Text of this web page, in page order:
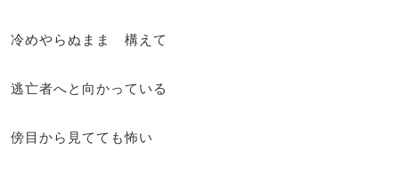
冷めやらぬまま 構えて
逃亡者へと向かっている
傍目から見てても怖い